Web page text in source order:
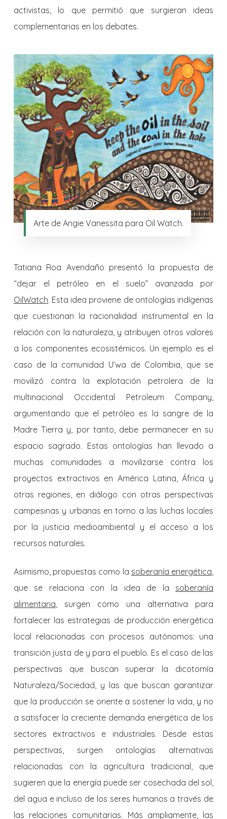
activistas, lo que permitió que surgieran ideas
complementarias en los debates.
Arte de Angie Vanessita para Oil Watch.
Tatiana Roa Avendaño presentó la propuesta de
“dejar el petróleo en el suelo” avanzada por
OilWatch. Esta idea proviene de ontologías indígenas
que cuestionan la racionalidad instrumental en la
relación con la naturaleza, y atribuyen otros valores
a los componentes ecosistémicos. Un ejemplo es el
caso de la comunidad U’wa de Colombia, que se
movilizó contra la explotación petrolera de la
multinacional Occidental Petroleum Company,
argumentando que el petróleo es la sangre de la
Madre Tierra y, por tanto, debe permanecer en su
espacio sagrado. Estas ontologías han llevado a
muchas comunidades a movilizarse contra los
proyectos extractivos en América Latina, África y
otras regiones, en diálogo con otras perspectivas
campesinas y urbanas en torno a las luchas locales
por la justicia medioambiental y el acceso a los
recursos naturales.
Asimismo, propuestas como la soberanía energética,
que se relaciona con la idea de la soberanía
alimentaria, surgen como una alternativa para
fortalecer las estrategias de producción energética
local relacionadas con procesos autónomos: una
transición justa de y para el pueblo. Es el caso de las
perspectivas que buscan superar la dicotomía
Naturaleza/Sociedad, y las que buscan garantizar
que la producción se oriente a sostener la vida, y no
a satisfacer la creciente demanda energética de los
sectores extractivos e industriales. Desde estas
perspectivas, surgen ontologías alternativas
relacionadas con la agricultura tradicional, que
sugieren que la energía puede ser cosechada del sol,
del agua e incluso de los seres humanos a través de
las relaciones comunitarias. Más ampliamente, las